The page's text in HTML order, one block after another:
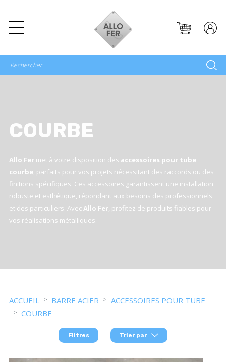
COURBE
Allo Fer met à votre disposition des accessoires pour tube
courbe, parfaits pour vos projets nécessitant des raccords ou des
finitions spécifiques. Ces accessoires garantissent une installation
robuste et esthétique, répondant aux besoins des professionnels
et des particuliers. AvecAllo Fer, profitez de produits fiables pour
vos réalisations métalliques.
ACCUEIL BARRE ACIER
ACCESSOIRES POUR TUBE
COURBE
Filtres Trier par